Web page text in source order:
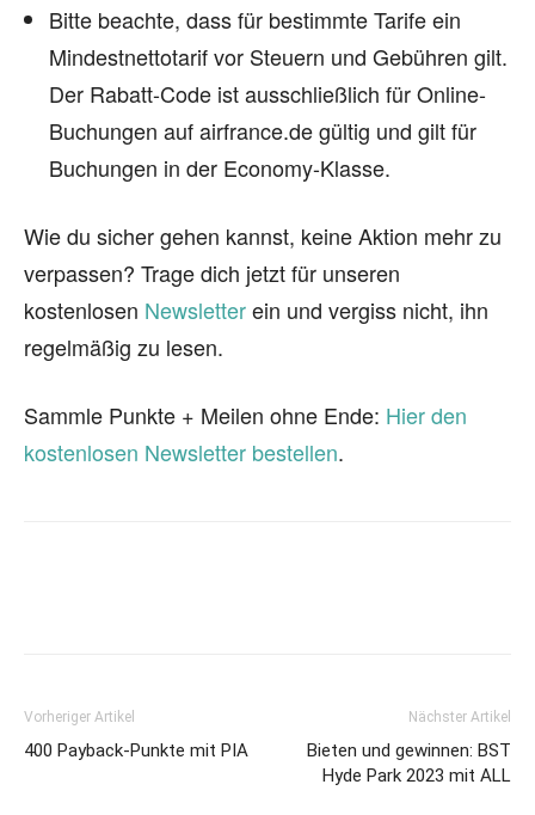
Bitte beachte, dass für bestimmte Tarife ein
Mindestnettotarif vor Steuern und Gebühren gilt.
Der Rabatt-Code ist ausschließlich für Online-
Buchungen auf airfrance.de gültig und gilt für
Buchungen in der Economy-Klasse.
Wie du sicher gehen kannst, keine Aktion mehr zu
verpassen? Trage dich jetzt für unseren
kostenlosen Newsletterein und vergiss nicht, ihn
regelmäßig zu lesen.
Sammle Punkte + Meilen ohne Ende: Hier den
kostenlosen Newsletter bestellen.
Vorheriger Artikel
400 Payback-Punkte mit PIA
Nächster Artikel
Bieten und gewinnen: BST
Hyde Park 2023 mit ALL